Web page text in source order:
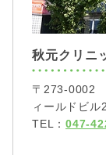
秋元クリニ
〒273-0002
ィールドビル
TEL： 047-